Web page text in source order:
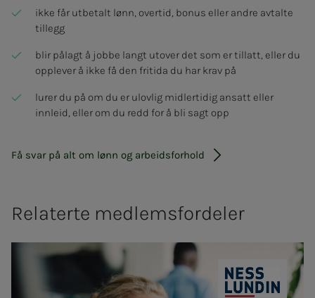
ikke får utbetalt lønn, overtid, bonus eller andre avtalte
tillegg
blir pålagt å jobbe langt utover det som er tillatt, eller du
opplever å ikke få den fritida du har krav på
lurer du på om du er ulovlig midlertidig ansatt eller
innleid, eller om du redd for å bli sagt opp
Få svar på alt om lønn og ar­­beids­­­for­hold
Relaterte medlemsfordeler
Ness Lundin